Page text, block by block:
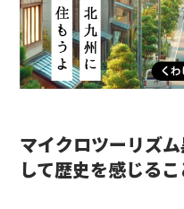
マイクロツーリズ
して歴史を感じる